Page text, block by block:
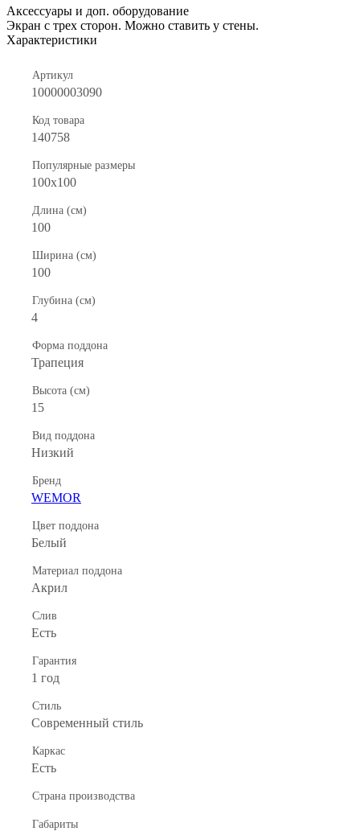
Аксессуары и доп. оборудование
Экран с трех сторон. Можно ставить у стены.
Характеристики
Артикул
10000003090
Код товара
140758
Популярные размеры
100x100
Длина (см)
100
Ширина (см)
100
Глубина (см)
4
Форма поддона
Трапеция
Высота (см)
15
Вид поддона
Низкий
Бренд
WEMOR
Цвет поддона
Белый
Материал поддона
Акрил
Слив
Есть
Гарантия
1 год
Стиль
Современный стиль
Каркас
Есть
Страна производства
Габариты